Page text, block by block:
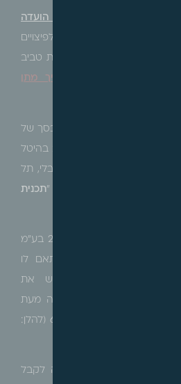
אלגרה בבלי בע"מ נ' הועדה
ועדת הערר לפיצויים
בפני כב' היו"ר, עו"ד נורית טביב
תאריך מתן
במסגרת דרישת תשלום בסך של
לשומת הוועדה המקומית. החיוב בהיטל
השבחה הינו בגין תכנית ג'2 – בנייה על גגות בשכונת בבלי, תל
תכנית
ביום 15.2.2015 נחתם בין העוררת לבין ד.ד. מיזמים 2010 בע"מ
") אשר בהתאם לו
בכפוף למימושה, לרכוש את
מושא ההסכם הוארכה מעת
לעת עד למימושה, עת נחתם הסכם מכר ביום 6.4.2016 (להלן:
העוררת פנתה אל עיריית ת"א וביקשה לקבל